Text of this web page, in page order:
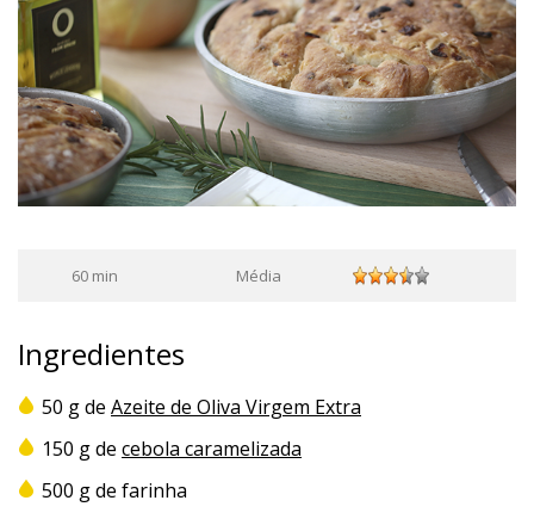
60 min Média
Ingredientes
50 g de Azeite de Oliva Virgem Extra
150 g de cebola caramelizada
500 g de farinha